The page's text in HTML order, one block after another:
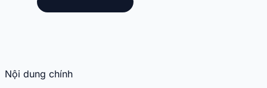
Nội dung chính